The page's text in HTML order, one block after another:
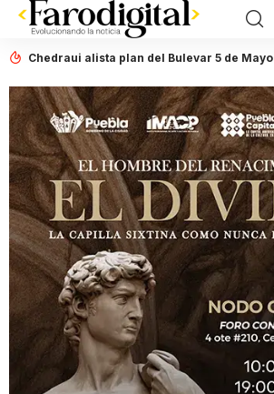
Chedraui alista plan del Bulevar 5 de Mayo